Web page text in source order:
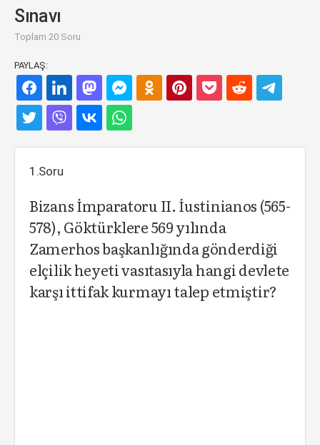
Sınavı
Toplam 20 Soru
PAYLAŞ:
1.Soru
Bizans İmparatoru II. İustinianos (565-
578), Göktürklere 569 yılında
Zamerhos başkanlığında gönderdiği
elçilik heyeti vasıtasıyla hangi devlete
karşı ittifak kurmayı talep etmiştir?